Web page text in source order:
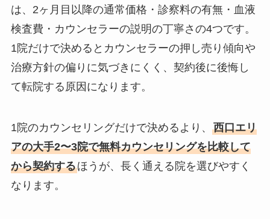
は、2ヶ月目以降の通常価格・診察料の有無・血液
検査費・カウンセラーの説明の丁寧さの4つです。
1院だけで決めるとカウンセラーの押し売り傾向や
治療方針の偏りに気づきにくく、契約後に後悔し
て転院する原因になります。
1院のカウンセリングだけで決めるより、 西口エリ
アの大手2〜3院で無料カウンセリングを比較して
から契約するほうが、長く通える院を選びやすく
なります。